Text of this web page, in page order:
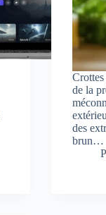
de la
des
brun…